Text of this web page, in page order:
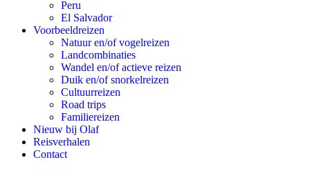
Peru
El Salvador
Voorbeeldreizen
Natuur en/of vogelreizen
Landcombinaties
Wandel en/of actieve reizen
Duik en/of snorkelreizen
Cultuurreizen
Road trips
Familiereizen
Nieuw bij Olaf
Reisverhalen
Contact